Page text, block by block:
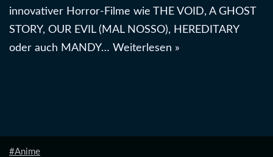
innovativer Horror-Filme wie THE VOID, A GHOST
STORY, OUR EVIL (MAL NOSSO), HEREDITARY
oder auch MANDY… Weiterlesen »
#Anime